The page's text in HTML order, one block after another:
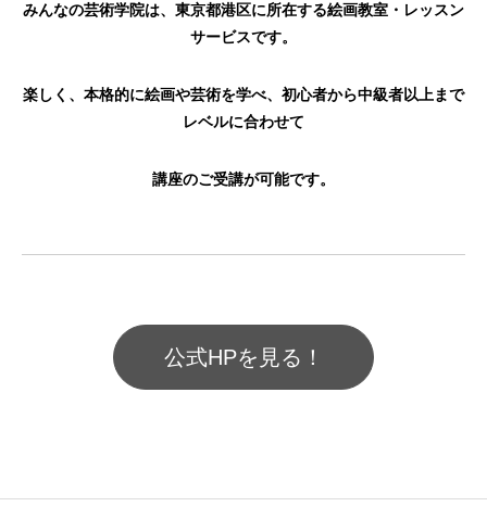
みんなの芸術学院は、東京都港区に所在する絵画教室・レッスン
サービスです。
楽しく、本格的に絵画や芸術を学べ、初心者から中級者以上まで
レベルに合わせて
講座のご受講が可能です。
公式HPを見る！